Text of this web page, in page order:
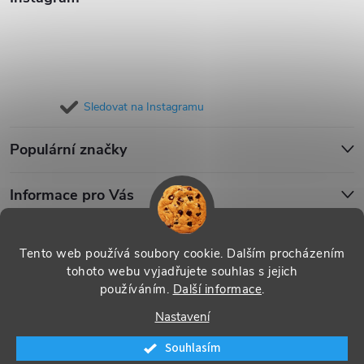
Tento web používá soubory cookie. Dalším procházením
tohoto webu vyjadřujete souhlas s jejich
používáním. Další informace.
Nastavení
Souhlasím
Sledovat na Instagramu
Populární značky
Informace pro Vás
Vytvořil Shoptet
Copyright 2026 . Všechna práva vyhrazena.
nastavení cookies